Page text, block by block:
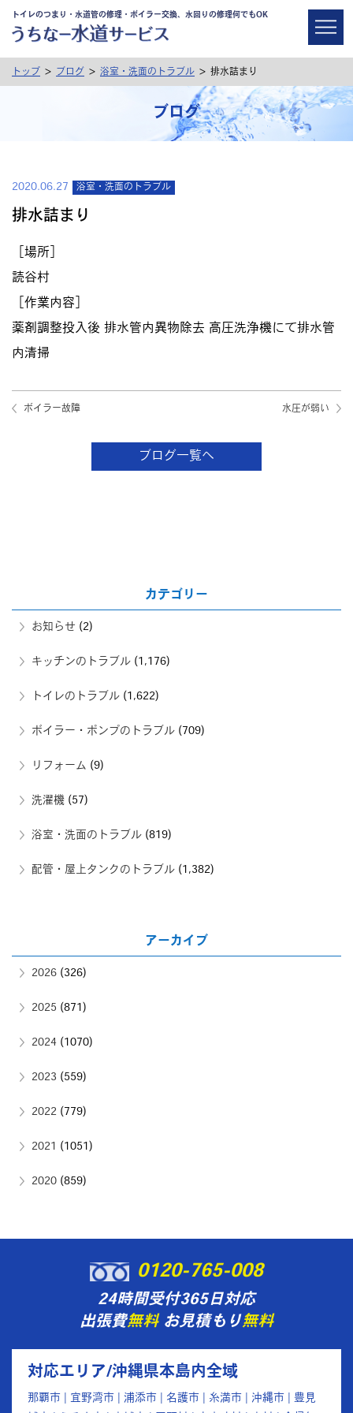
トイレのつまり・水道管の修理・ボイラー交換、水回りの修理何でもOK
トップ > ブログ > 浴室・洗面のトラブル > 排水詰まり
ブログ
2020.06.27 浴室・洗面のトラブル
排水詰まり
［場所］
読谷村
［作業内容］
薬剤調整投入後 排水管内異物除去 高圧洗浄機にて排水管
内清掃
ボイラー故障 水圧が弱い
ブログ一覧へ
カテゴリー
お知らせ (2)
キッチンのトラブル (1,176)
トイレのトラブル (1,622)
ボイラー・ポンプのトラブル (709)
リフォーム (9)
洗濯機 (57)
浴室・洗面のトラブル (819)
配管・屋上タンクのトラブル (1,382)
アーカイブ
2026 (326)
2025 (871)
2024 (1070)
2023 (559)
2022 (779)
2021 (1051)
2020 (859)
0120-765-008
24時間受付365日対応
出張費無料お見積もり無料
対応エリア/沖縄県本島内全域
那覇市 | 宜野湾市 | 浦添市 | 名護市 | 糸満市 | 沖縄市 | 豊見